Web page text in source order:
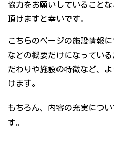
協力をお願いしていること
頂けますと幸いです。
こちらのページの施設情報
などの概要だけになってい
だわりや施設の特徴など、
けます。
もちろん、内容の充実につい
す。